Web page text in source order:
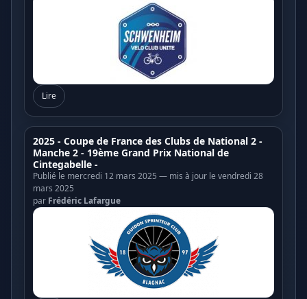
Lire
2025 - Coupe de France des Clubs de National 2 -
Manche 2 - 19ème Grand Prix National de
Cintegabelle -
Publié le mercredi 12 mars 2025 — mis à jour le vendredi 28
mars 2025
par Frédéric Lafargue